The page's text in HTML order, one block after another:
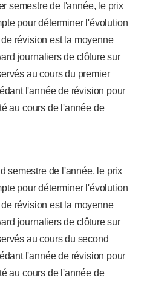
semestre de l'année, le prix
pour déterminer l'évolution
révision est la moyenne
journaliers de clôture sur
au cours du premier
l'année de révision pour
au cours de l'année de
semestre de l'année, le prix
pour déterminer l'évolution
révision est la moyenne
journaliers de clôture sur
au cours du second
l'année de révision pour
au cours de l'année de